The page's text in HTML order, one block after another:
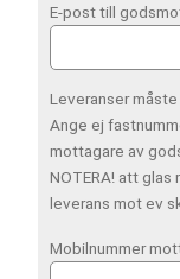
E-post till
Leveranser
Ange ej
mottagare av
NOTERA! att
leverans mot ev
Mobilnummer